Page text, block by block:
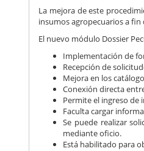
La mejora de este
insumos agropecuarios a
El nuevo módulo Dossier
Implementación de
Recepción de
Mejora en los
Conexión directa
Permite el ingreso de
Faculta cargar
Se puede realizar
mediante oficio.
Está habilitado para